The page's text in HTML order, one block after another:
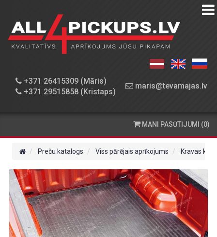
+371 26415309 (Māris)
+371 29515858 (Kristaps)
maris@tevamajas.lv
PREČU
KATALOGS
PIEGĀDE
KONTAKTINFORMĀCIJA
MANI PASŪTĪJUMI (0)
Preču katalogs Viss pārējais aprīkojums Kravas